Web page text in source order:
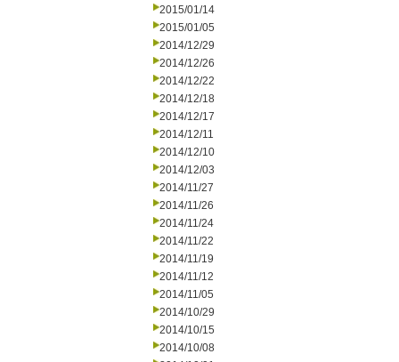
2015/01/14
2015/01/05
2014/12/29
2014/12/26
2014/12/22
2014/12/18
2014/12/17
2014/12/11
2014/12/10
2014/12/03
2014/11/27
2014/11/26
2014/11/24
2014/11/22
2014/11/19
2014/11/12
2014/11/05
2014/10/29
2014/10/15
2014/10/08